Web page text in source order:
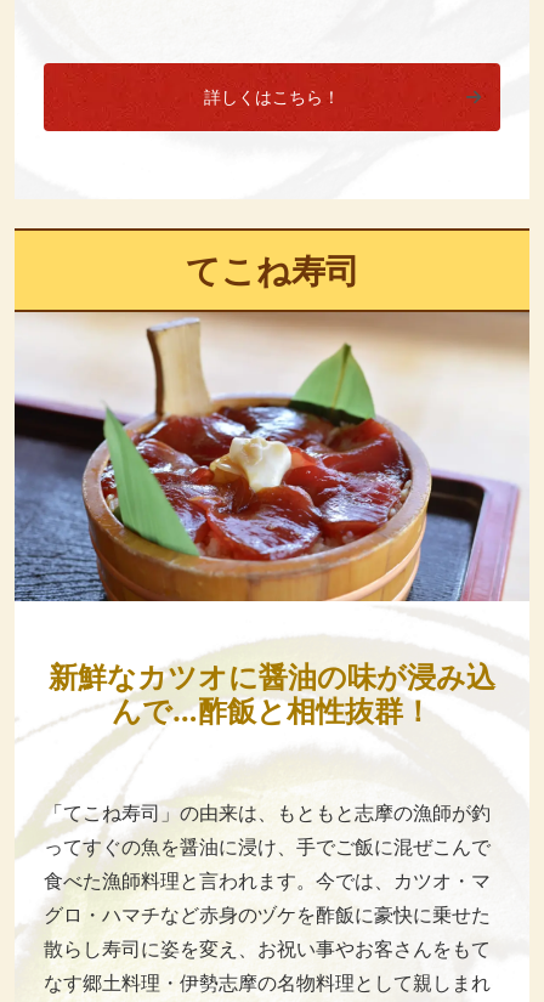
詳しくはこちら！
てこね寿司
新鮮なカツオに醤油の味が浸み込
んで…酢飯と相性抜群！
「てこね寿司」の由来は、もともと志摩の漁師が釣
ってすぐの魚を醤油に浸け、手でご飯に混ぜこんで
食べた漁師料理と言われます。今では、カツオ・マ
グロ・ハマチなど赤身のヅケを酢飯に豪快に乗せた
散らし寿司に姿を変え、お祝い事やお客さんをもて
なす郷土料理・伊勢志摩の名物料理として親しまれ